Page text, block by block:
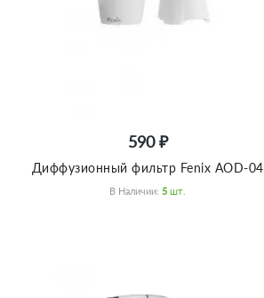
590 ₽
Диффузионный фильтр Fenix AOD-04
В Наличии: 5 Шт.